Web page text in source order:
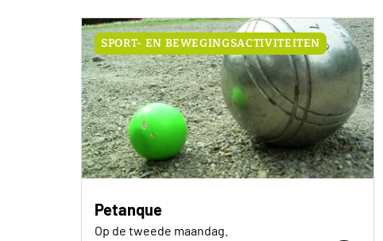
SPORT- EN BEWEGINGSACTIVITEITEN
Petanque
Op de tweede maandag.